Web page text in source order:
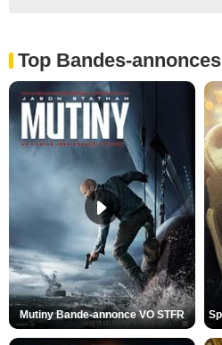
Top Bandes-annonces
Mutiny Bande-annonce VO STFR